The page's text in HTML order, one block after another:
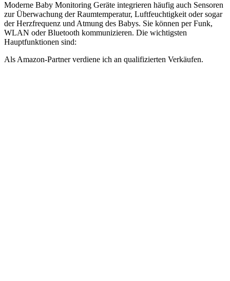
Moderne Baby Monitoring Geräte integrieren häufig auch Sensoren
zur Überwachung der Raumtemperatur, Luftfeuchtigkeit oder sogar
der Herzfrequenz und Atmung des Babys. Sie können per Funk,
WLAN oder Bluetooth kommunizieren. Die wichtigsten
Hauptfunktionen sind:
Als Amazon-Partner verdiene ich an qualifizierten Verkäufen.